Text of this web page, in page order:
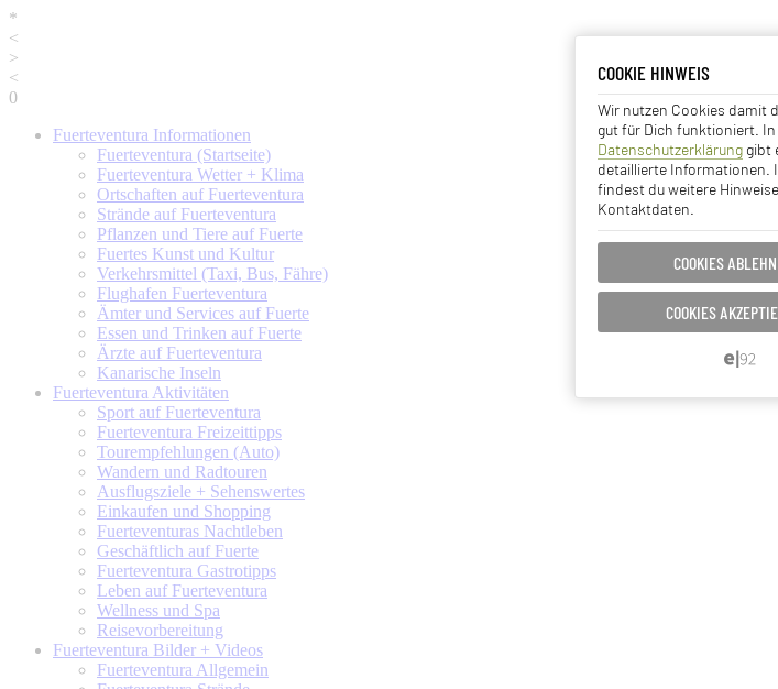
COOKIE HINWEIS
Wir nutzen Cookies damit
gut für Dich funktioniert.
Datenschutzerklärung gibt
detaillierte Informationen.
findest du weitere
Kontaktdaten.
COOKIES
COOKIES
EINSTELLUNGEN
*
<
>
<
0
Fuerteventura Informationen
Fuerteventura (Startseite)
Fuerteventura Wetter + Klima
Ortschaften auf Fuerteventura
Strände auf Fuerteventura
Pflanzen und Tiere auf Fuerte
Fuertes Kunst und Kultur
Verkehrsmittel (Taxi, Bus, Fähre)
Flughafen Fuerteventura
Ämter und Services auf Fuerte
Essen und Trinken auf Fuerte
Ärzte auf Fuerteventura
Kanarische Inseln
Fuerteventura Aktivitäten
Sport auf Fuerteventura
Fuerteventura Freizeittipps
Tourempfehlungen (Auto)
Wandern und Radtouren
Ausflugsziele + Sehenswertes
Einkaufen und Shopping
Fuerteventuras Nachtleben
Geschäftlich auf Fuerte
Fuerteventura Gastrotipps
Leben auf Fuerteventura
Wellness und Spa
Reisevorbereitung
Fuerteventura Bilder + Videos
Fuerteventura Allgemein